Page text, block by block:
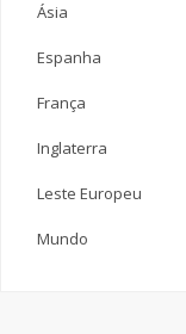
Ásia
Espanha
França
Inglaterra
Leste Europeu
Mundo